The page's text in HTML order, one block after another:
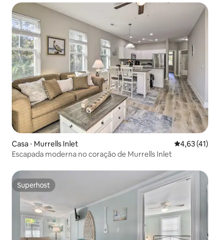
Casa ⋅ Murrells Inlet 4,63 de uma
4,63 (41)
Escapada moderna no coração de Murrells Inlet
Superhost
Superhost